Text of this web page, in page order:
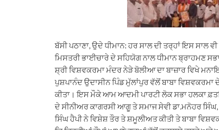
ਬੱਸੀ ਪਠਾਣਾ, ਉਦੇ ਧੀਮਾਨ: ਹਰ ਸਾਲ ਦੀ ਤਰ੍ਹਾਂ ਇਸ ਸਾਲ
ਮਿਸਤਰੀ ਭਾਈਚਾਰੇ ਦੇ ਸਹਿਯੋਗ ਨਾਲ ਧੀਮਾਨ ਬ੍ਰਾਹਮਣ
ਸ਼੍ਰੀ ਵਿਸ਼ਵਕਰਮਾ ਮੰਦਰ ਨੇੜੇ ਬੋਲੀਆ ਦਾ ਬਾਜ਼ਾਰ ਵਿਖੇ
ਪੁਸ਼ਪਾਨੰਦ ਉਦਾਸੀਨ ਪਿੰਡ ਮੁੱਲਾਂਪੁਰ ਵੱਲੋਂ ਬਾਬਾ ਵਿਸ਼ਵਕਰਮਾ
ਕੀਤਾ। ਇਸ ਮੌਕੇ ਆਮ ਆਦਮੀ ਪਾਰਟੀ ਲੋਕ ਸਭਾ ਹਲਕਾ
ਦੇ ਸੀਨੀਅਰ ਕਾਗਰਸੀ ਆਗੂ ਤੇ ਸਮਾਜ ਸੇਵੀ ਡਾ.ਮਨੋਹਰ
ਸਿੰਘ ਹੈਪੀ ਨੇ ਵਿਸ਼ੇਸ਼ ਤੌਰ ਤੇ ਸ਼ਮੂਲੀਅਤ ਕੀਤੀ ਤੇ ਬਾਬਾ